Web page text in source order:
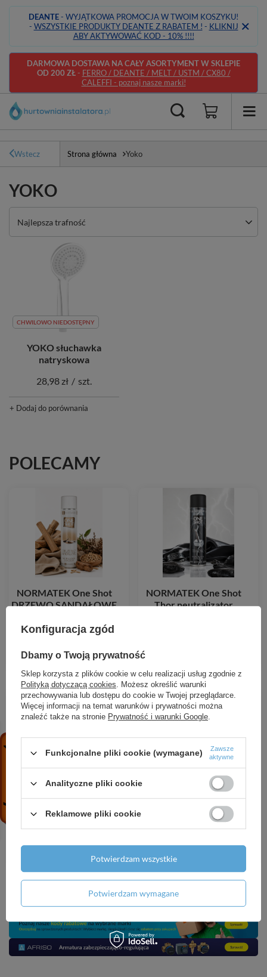
DEANTE- WYJĄTKOWA PROMOCJA W TWOIM KOSZYKU!
- WSZYSTKIE PRODUKTY DEANTE Z RABATEM ! - KLIKNIJ
ABY AKTYWOWAĆ KOD - 10% !!!!
DARMOWA DOSTAWA NA CAŁY ASORTYMENT W SKLEPIE
OD 200 ZŁ- FERRO / DEANTE / MELT / USTM / CX80 /
CALEFFI - poznaj nasze marki!
Wstecz Strona główna Yoko
YOKO
Zmień sortowanie
Najlepsza trafność
CHWILOWO NIEDOSTĘPNY
YOKO słuchawka
natryskowa
28,98 zł / szt.
+ Dodaj do porównania
POLECAMY
NORMATEK One Shot
DRZEWO SANDAŁOWE
600 ml
17,99 zł
szt.
NORMATEK One Shot
Thor neutralizator
NORMATEK One Shot
zapachów 600 ml
CX80 Cleaner 500 ml –
Koncentrat czyszcząco-
odtłuszczający do metalu,
plastiku i lakieru
20,09 zł / szt.
Konfiguracja zgód
Dbamy o Twoją prywatność
Sklep korzysta z plików cookie w celu realizacji usług zgodnie z
Polityką dotyczącą cookies. Możesz określić warunki
przechowywania lub dostępu do cookie w Twojej przeglądarce.
Więcej informacji na temat warunków i prywatności można
znaleźć także na stronie Prywatność i warunki Google.
Funkcjonalne pliki cookie (wymagane)
Zawsze
aktywne
Analityczne pliki cookie
Reklamowe pliki cookie
Potwierdzam wymagane
Potwierdzam wszystkie